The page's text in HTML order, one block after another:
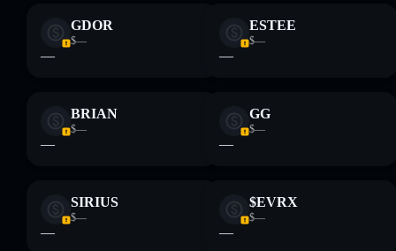
não constitui aconselhamento financeiro. Faz sempre a tua
pesquisa. Dados fornecidos pelo rugcheck.xyz.
GDOR
$—
—
ESTEE
$—
—
BRIAN
$—
—
GG
$—
—
SIRIUS
$—
—
$EVRX
$—
—